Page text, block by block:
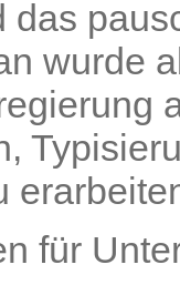
das
wurde
für